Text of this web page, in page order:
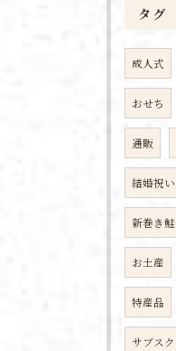
タグ
成人式
おせち
通販
結婚祝い
新巻き鮭
お土産
特産品
サブスク